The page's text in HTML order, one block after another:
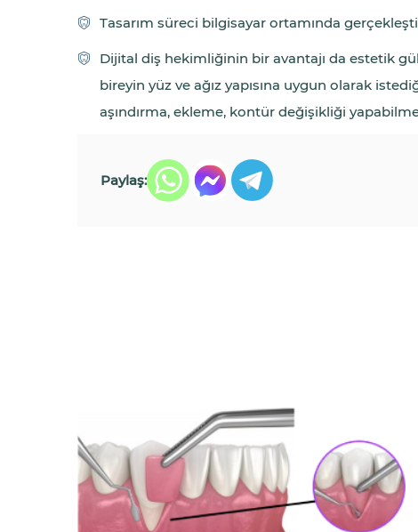
Tasarım süreci bilgisayar ortamında
Dijital diş hekimliğinin bir avantajı da estetik
bireyin yüz ve ağız yapısına uygun olarak
aşındırma, ekleme, kontür değişikliği
Paylaş: